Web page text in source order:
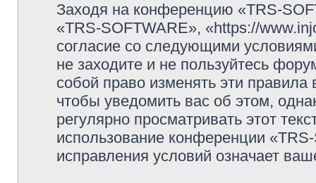
Заходя на конференцию «TRS-
«TRS-SOFTWARE», «https://
согласие со следующими
не заходите и не пользуйтесь
собой право изменять эти
чтобы уведомить вас об этом,
регулярно просматривать этот
использование конференции
исправления условий означает